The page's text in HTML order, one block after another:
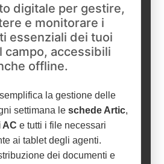
digitale per gestire,
e monitorare i
essenziali dei tuoi
campo, accessibili
offline.
semplifica la gestione delle
settimana le schede Artic,
AC e tutti i file necessari
ai tablet degli agenti.
dei documenti e